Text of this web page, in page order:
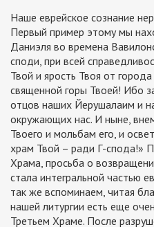
Наше еврейское сознание
Первый пример этому мы
Даниэля во времена
споди, при всей
Твой и ярость Твоя от
священной горы Твоей! Ибо
отцов наших Йерушалаим и
окружающих нас. И ныне,
Твоего и мольбам его, и
храм Твой – ради Г-спода!»
Храма, просьба о
стала интегральной частью
так же вспоминаем, читая
нашей литургии есть еще
Третьем Храме. После